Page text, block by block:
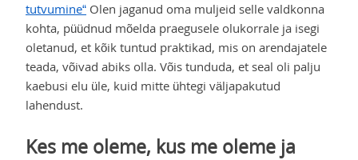
tutvumine“ Olen jaganud oma muljeid selle valdkonna
kohta, püüdnud mõelda praegusele olukorrale ja isegi
oletanud, et kõik tuntud praktikad, mis on arendajatele
teada, võivad abiks olla. Võis tunduda, et seal oli palju
kaebusi elu üle, kuid mitte ühtegi väljapakutud
lahendust.
Kes me oleme, kus me oleme ja